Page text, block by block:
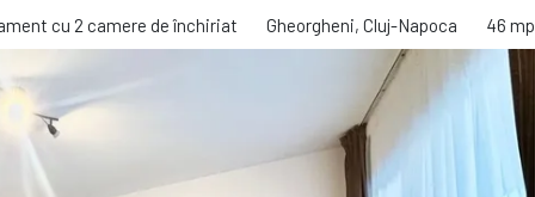
cu 2 camere de închiriat Gheorgheni, Cluj-Napoca 46 mp